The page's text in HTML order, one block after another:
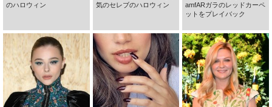
のハロウィン
気のセレブのハロウィン
amfARガラのレッドカーペ
ットをプレイバック